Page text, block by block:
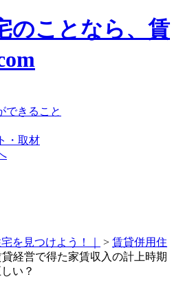
のことなら、賃
できること
・取材
を見つけよう！｜ > 賃貸併用住
貸経営で得た家賃収入の計上時期
い？